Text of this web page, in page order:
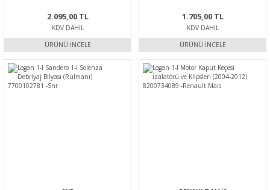
2.095,00 TL
KDV DAHIL
ÜRÜNÜ İNCELE
1.705,00 TL
KDV DAHIL
ÜRÜNÜ İNCELE